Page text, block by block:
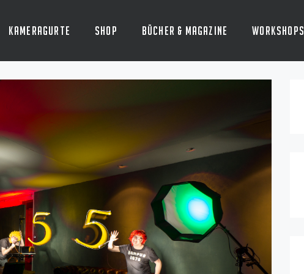
Kameragurte Shop Bücher & Magazine Workshops